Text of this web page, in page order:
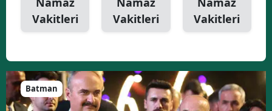
Vakitleri
Vakitleri
Vakitleri
Batman